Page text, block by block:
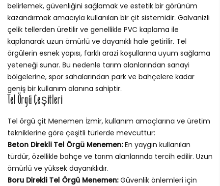
belirlemek, güvenliğini sağlamak ve estetik bir görünüm
kazandırmak amacıyla kullanılan bir çit sistemidir. Galvanizli
çelik tellerden üretilir ve genellikle PVC kaplama ile
kaplanarak uzun ömürlü ve dayanıklı hale getirilir. Tel
örgülerin esnek yapısı, farklı arazi koşullarına uyum sağlama
yeteneği sunar. Bu nedenle tarım alanlarından sanayi
bölgelerine, spor sahalarından park ve bahçelere kadar
geniş bir kullanım alanına sahiptir.
Tel Örgü Çeşitleri
Tel örgü çit Menemen İzmir, kullanım amaçlarına ve üretim
tekniklerine göre çeşitli türlerde mevcuttur:
Beton Direkli Tel Örgü Menemen:En yaygın kullanılan
türdür, özellikle bahçe ve tarım alanlarında tercih edilir. Uzun
ömürlü ve yüksek dayanıklıdır.
Boru Direkli Tel Örgü Menemen:Güvenlik önlemleri için